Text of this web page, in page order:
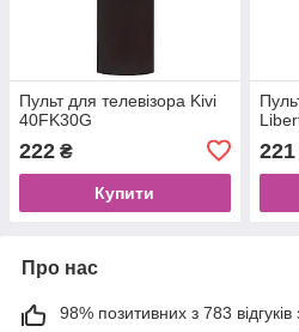
Пульт для телевізора Kivi
40FK30G
222 ₴
Купити
221
Про нас
98% позитивних з 783 відгуків